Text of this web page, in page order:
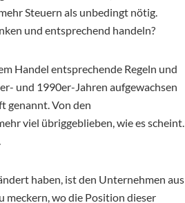
Steuern als unbedingt nötig.
und entsprechend handeln?
Handel entsprechende Regeln und
und 1990er-Jahren aufgewachsen
genannt. Von den
viel übriggeblieben, wie es scheint.
haben, ist den Unternehmen aus
meckern, wo die Position dieser